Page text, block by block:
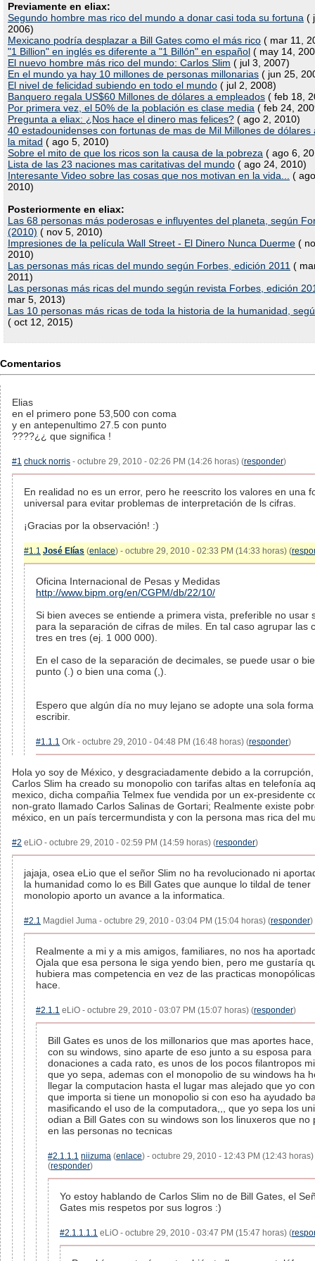
Previamente en eliax:
Segundo hombre mas rico del mundo a donar casi toda su fortuna (
2006)
Mexicano podría desplazar a Bill Gates como el más rico ( mar 11,
"1 Billion" en inglés es diferente a "1 Billón" en español ( may 14,
El nuevo hombre más rico del mundo: Carlos Slim ( jul 3, 2007)
En el mundo ya hay 10 millones de personas millonarias ( jun 25,
El nivel de felicidad subiendo en todo el mundo ( jul 2, 2008)
Banquero regala US$60 Millones de dólares a empleados ( feb 18,
Por primera vez, el 50% de la población es clase media ( feb 24,
Pregunta a eliax: ¿Nos hace el dinero mas felices? ( ago 2, 2010)
40 estadounidenses con fortunas de mas de Mil Millones de dólares
la mitad ( ago 5, 2010)
Sobre el mito de que los ricos son la causa de la pobreza ( ago 6,
Lista de las 23 naciones mas caritativas del mundo ( ago 24, 2010)
Interesante Video sobre las cosas que nos motivan en la vida...
(
2010)
Posteriormente en eliax:
Las 68 personas más poderosas e influyentes del planeta, según
(2010) ( nov 5, 2010)
Impresiones de la película Wall Street - El Dinero Nunca Duerme (
2010)
Las personas más ricas del mundo según Forbes, edición 2011 (
2011)
Las personas más ricas del mundo según revista Forbes, edición
mar 5, 2013)
Las 10 personas más ricas de toda la historia de la humanidad,
( oct 12, 2015)
Comentarios
Elias
en el primero pone 53,500 con coma
y en antepenultimo 27.5 con punto
????¿¿ que significa !
#1 chuck norris - octubre 29, 2010 - 02:26 PM (14:26 horas) (responder)
En realidad no es un error, pero he reescrito los valores en una
universal para evitar problemas de interpretación de ls cifras.
¡Gracias por la observación! :)
#1.1 José Elías (enlace) - octubre 29, 2010 - 02:33 PM (14:33 horas) (
Oficina Internacional de Pesas y Medidas
http://www.bipm.org/en/CGPM/db/22/10/
Si bien aveces se entiende a primera vista, preferible no usar
para la separación de cifras de miles. En tal caso agrupar las
tres en tres (ej. 1 000 000).
En el caso de la separación de decimales, se puede usar o
punto (.) o bien una coma (,).
Espero que algún día no muy lejano se adopte una sola
escribir.
#1.1.1 Ork - octubre 29, 2010 - 04:48 PM (16:48 horas) (responder)
Hola yo soy de México, y desgraciadamente debido a la
Carlos Slim ha creado su monopolio con tarifas altas en telefonía
mexico, dicha compañia Telmex fue vendida por un ex-presidente
non-grato llamado Carlos Salinas de Gortari; Realmente existe
méxico, en un país tercermundista y con la persona mas rica del
#2 eLiO - octubre 29, 2010 - 02:59 PM (14:59 horas) (responder)
jajaja, osea eLio que el señor Slim no ha revolucionado ni
la humanidad como lo es Bill Gates que aunque lo tildal de tener
monolopio aporto un avance a la informatica.
#2.1 Magdiel Juma - octubre 29, 2010 - 03:04 PM (15:04 horas) (responder)
Realmente a mi y a mis amigos, familiares, no nos ha
Ojala que esa persona le siga yendo bien, pero me gustaría
hubiera mas competencia en vez de las practicas
hace.
#2.1.1 eLiO - octubre 29, 2010 - 03:07 PM (15:07 horas) (responder)
Bill Gates es unos de los millonarios que mas aportes
con su windows, sino aparte de eso junto a su esposa para
donaciones a cada rato, es unos de los pocos filantropos
que yo sepa, ademas con el monopolio de su windows ha
llegar la computacion hasta el lugar mas alejado que yo
que importa si tiene un monopolio si con eso ha ayudado
masificando el uso de la computadora,,, que yo sepa los
odian a Bill Gates con su windows son los linuxeros que no
en las personas no tecnicas
#2.1.1.1 niizuma (enlace) - octubre 29, 2010 - 12:43 PM (12:43 horas)
(responder)
Yo estoy hablando de Carlos Slim no de Bill Gates, el
Gates mis respetos por sus logros :)
#2.1.1.1.1 eLiO - octubre 29, 2010 - 03:47 PM (15:47 horas) (